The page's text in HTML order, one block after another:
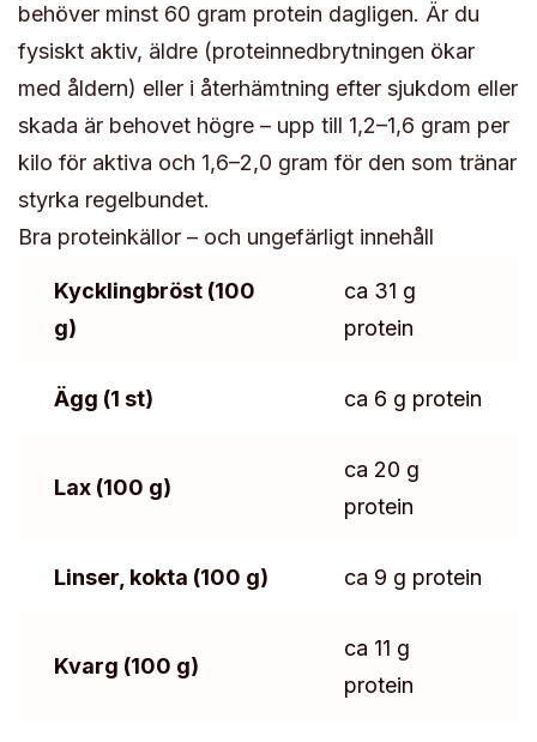
behöver minst 60 gram protein dagligen. Är du
fysiskt aktiv, äldre (proteinnedbrytningen ökar
med åldern) eller i återhämtning efter sjukdom eller
skada är behovet högre – upp till 1,2–1,6 gram per
kilo för aktiva och 1,6–2,0 gram för den som tränar
styrka regelbundet.
Bra proteinkällor – och ungefärligt innehåll
Kycklingbröst (100
g)
ca 31 g
protein
Ägg (1 st) ca 6 g protein
Lax (100 g)
ca 20 g
protein
Linser, kokta (100 g) ca 9 g protein
Kvarg (100 g)
ca 11 g
protein